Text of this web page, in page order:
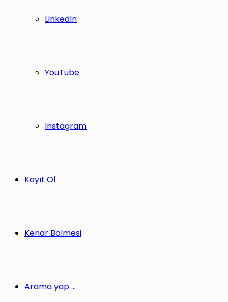
LinkedIn
YouTube
Instagram
Kayıt Ol
Kenar Bölmesi
Arama yap ...